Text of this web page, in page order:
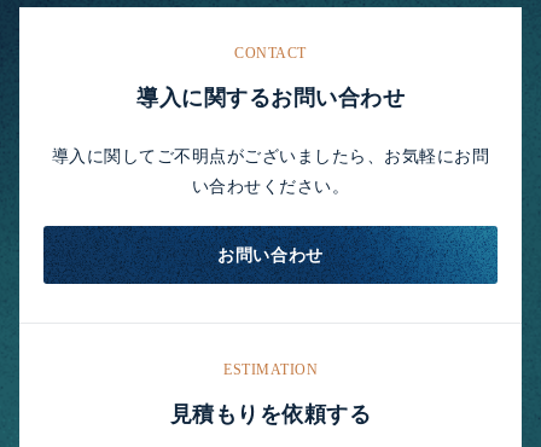
CONTACT
導入に関するお問い合わせ
導入に関してご不明点がございましたら、お気軽にお問
い合わせください。
お問い合わせ
ESTIMATION
見積もりを依頼する